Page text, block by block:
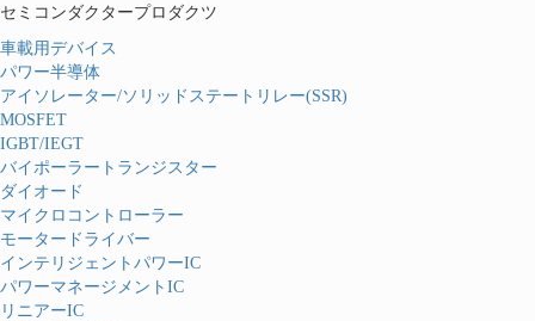
セミコンダクタープロダクツ
車載用デバイス
パワー半導体
アイソレーター/ソリッドステートリレー(SSR)
MOSFET
IGBT/IEGT
バイポーラートランジスター
ダイオード
マイクロコントローラー
モータードライバー
インテリジェントパワーIC
パワーマネージメントIC
リニアーIC